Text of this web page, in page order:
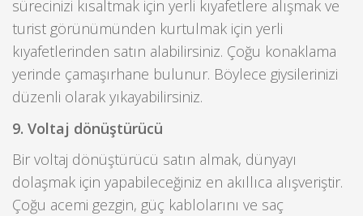
sürecinizi kısaltmak için yerli kıyafetlere alışmak ve
turist görünümünden kurtulmak için yerli
kıyafetlerinden satın alabilirsiniz. Çoğu konaklama
yerinde çamaşırhane bulunur. Böylece giysilerinizi
düzenli olarak yıkayabilirsiniz.
9. Voltaj dönüştürücü
Bir voltaj dönüştürücü satın almak, dünyayı
dolaşmak için yapabileceğiniz en akıllıca alışveriştir.
Çoğu acemi gezgin, güç kablolarını ve saç